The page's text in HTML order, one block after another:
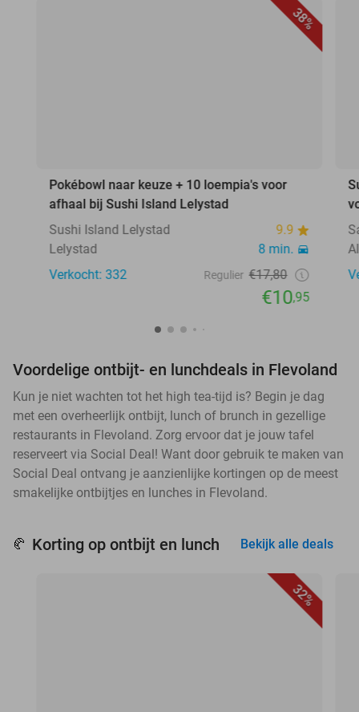
38%
Pokébowl naar keuze + 10 loempia's voor
afhaal bij Sushi Island Lelystad
Sushi Island Lelystad
9.9
Lelystad
8 min.
Verkocht: 332
Regulier €17,80
€10,95
Voordelige ontbijt- en lunchdeals in Flevoland
Kun je niet wachten tot het high tea-tijd is? Begin je dag
met een overheerlijk ontbijt, lunch of brunch in gezellige
restaurants in Flevoland. Zorg ervoor dat je jouw tafel
reserveert via Social Deal! Want door gebruik te maken van
Social Deal ontvang je aanzienlijke kortingen op de meest
smakelijke ontbijtjes en lunches in Flevoland.
🥐 Korting op ontbijt en lunch Bekijk alle deals
32%